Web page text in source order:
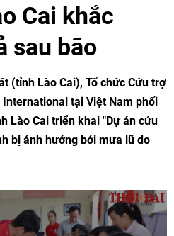
Cai khắc
sau bão
(tỉnh Lào Cai), Tổ chức Cứu trợ
tại Việt Nam phối
Lào Cai triển khai "Dự án cứu
bị ảnh hưởng bởi mưa lũ do